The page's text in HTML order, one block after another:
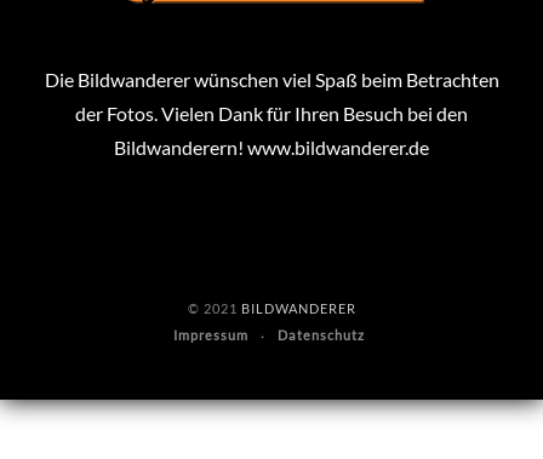
Die Bildwanderer wünschen viel Spaß beim Betrachten
der Fotos. Vielen Dank für Ihren Besuch bei den
Bildwanderern! www.bildwanderer.de
© 2021 BILDWANDERER
Impressum
Datenschutz